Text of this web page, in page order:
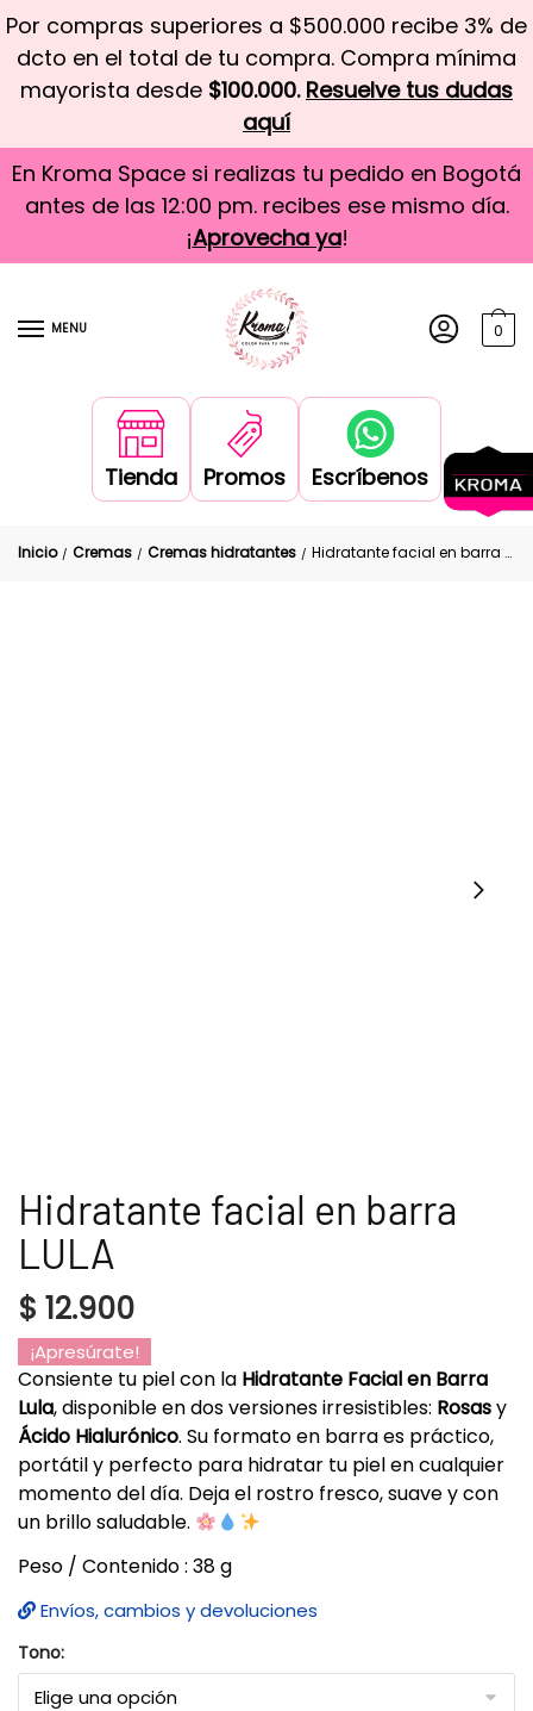
Por compras superiores a $500.000 recibe 3% de
dcto en el total de tu compra. Compra mínima
mayorista desde $100.000. Resuelve tus dudas
aquí
En Kroma Space si realizas tu pedido en Bogotá
antes de las 12:00 pm. recibes ese mismo día.
¡Aprovecha ya!
MENU 0
Tienda Promos Escríbenos
Inicio / Cremas / Cremas hidratantes / Hidratante facial en barra LULA
Hidratante facial en barra
LULA
$ 12.900
¡Apresúrate!
Consiente tu piel con la Hidratante Facial en Barra
Lula, disponible en dos versiones irresistibles: Rosasy
Ácido Hialurónico. Su formato en barra es práctico,
portátil y perfecto para hidratar tu piel en cualquier
momento del día. Deja el rostro fresco, suave y con
un brillo saludable.
Peso / Contenido : 38 g
Envíos, cambios y devoluciones
Tono: